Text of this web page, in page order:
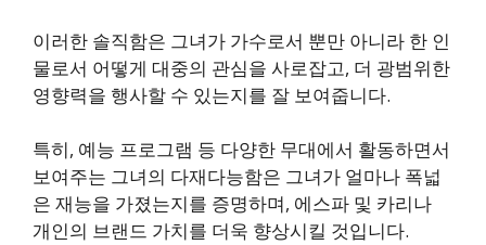
이러한 솔직함은 그녀가 가수로서 뿐만 아니라 한 인
물로서 어떻게 대중의 관심을 사로잡고, 더 광범위한
영향력을 행사할 수 있는지를 잘 보여줍니다.
특히, 예능 프로그램 등 다양한 무대에서 활동하면서
보여주는 그녀의 다재다능함은 그녀가 얼마나 폭넓
은 재능을 가졌는지를 증명하며, 에스파 및 카리나
개인의 브랜드 가치를 더욱 향상시킬 것입니다.